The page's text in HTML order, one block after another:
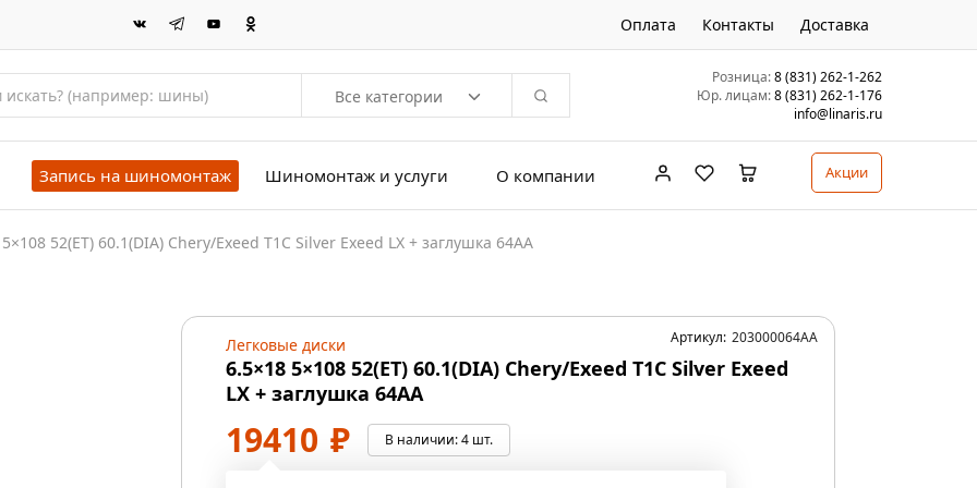
Оплата Контакты Доставка
Все категории
Розница:8 (831) 262-1-262
Юр. лицам:8 (831) 262-1-176
info@linaris.ru
Запись на шиномонтаж Шиномонтаж и услуги О компании Акции
52(ET) 60.1(DIA) Chery/Exeed T1C Silver Exeed LX + заглушка 64AA
Легковые диски
6.5×18 5×108 52(ET) 60.1(DIA) Chery/Exeed T1C Silver Exeed
LX + заглушка 64AA
19410 ₽ В наличии:4 шт.
Артикул: 203000064AA